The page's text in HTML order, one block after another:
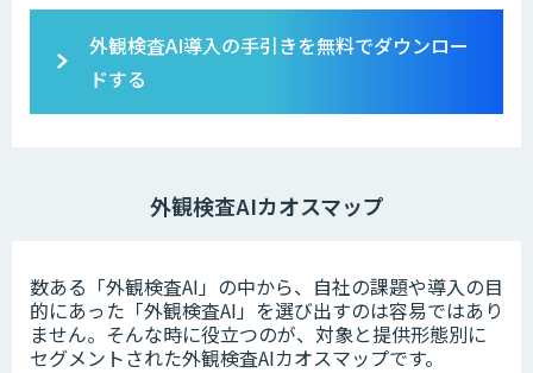
外観検査AI導入の手引きを無料でダウンロー
ドする
外観検査AIカオスマップ
数ある「外観検査AI」の中から、自社の課題や導入の目
的にあった「外観検査AI」を選び出すのは容易ではあり
ません。そんな時に役立つのが、対象と提供形態別に
セグメントされた外観検査AIカオスマップです。